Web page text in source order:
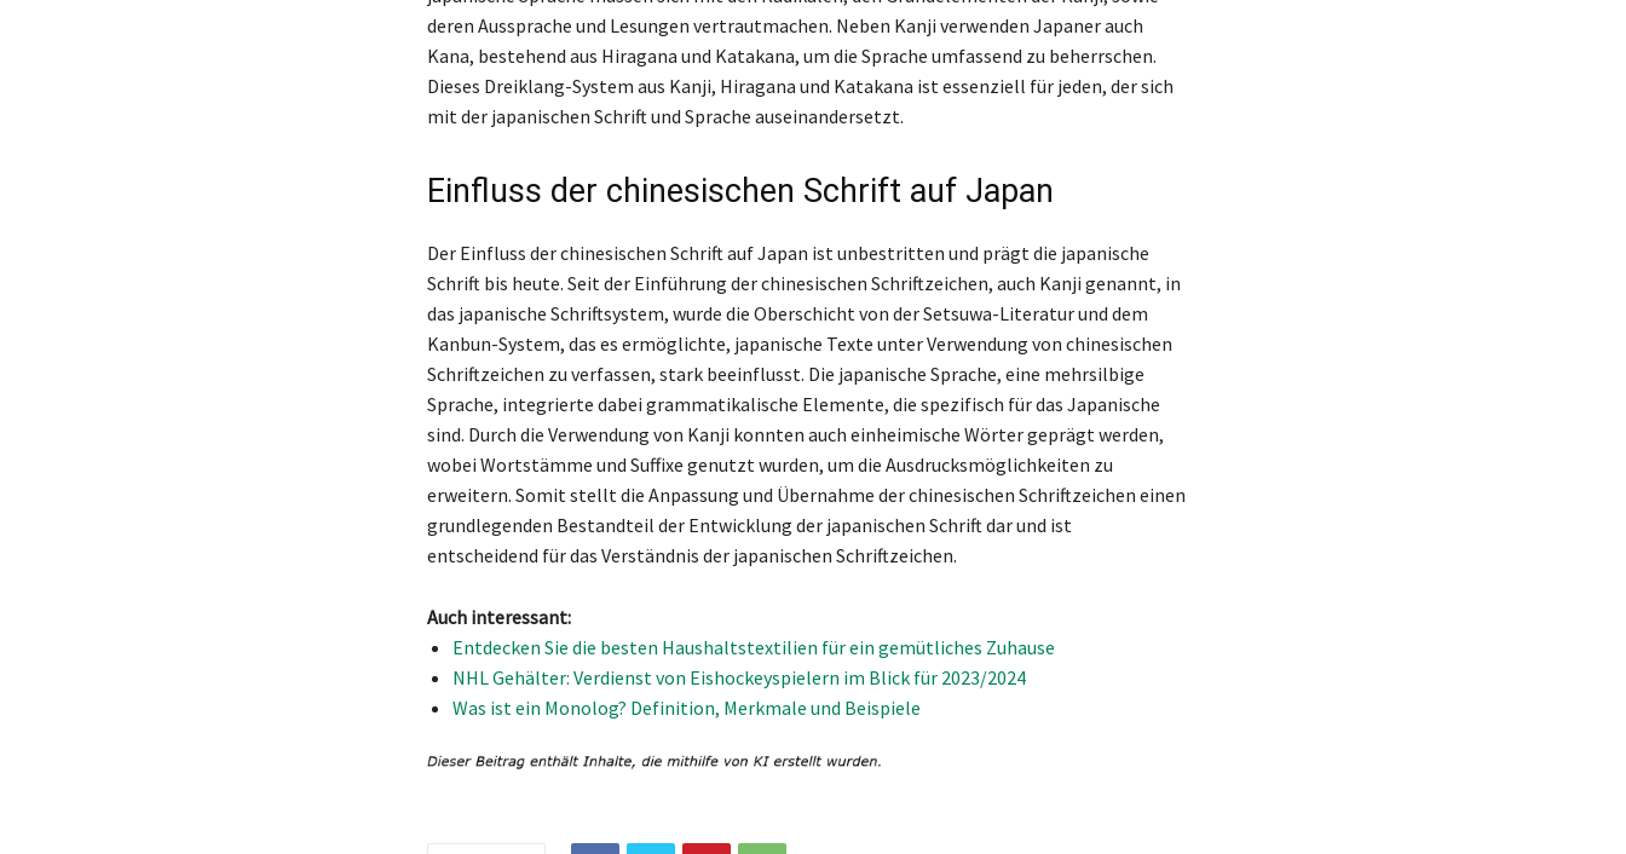
deren Aussprache und Lesungen vertrautmachen. Neben Kanji verwenden Japaner auch
Kana, bestehend aus Hiragana und Katakana, um die Sprache umfassend zu beherrschen.
Dieses Dreiklang-System aus Kanji, Hiragana und Katakana ist essenziell für jeden, der sich
mit der japanischen Schrift und Sprache auseinandersetzt.
Einfluss der chinesischen Schrift auf Japan
Der Einfluss der chinesischen Schrift auf Japan ist unbestritten und prägt die japanische
Schrift bis heute. Seit der Einführung der chinesischen Schriftzeichen, auch Kanji genannt, in
das japanische Schriftsystem, wurde die Oberschicht von der Setsuwa-Literatur und dem
Kanbun-System, das es ermöglichte, japanische Texte unter Verwendung von chinesischen
Schriftzeichen zu verfassen, stark beeinflusst. Die japanische Sprache, eine mehrsilbige
Sprache, integrierte dabei grammatikalische Elemente, die spezifisch für das Japanische
sind. Durch die Verwendung von Kanji konnten auch einheimische Wörter geprägt werden,
wobei Wortstämme und Suffixe genutzt wurden, um die Ausdrucksmöglichkeiten zu
erweitern. Somit stellt die Anpassung und Übernahme der chinesischen Schriftzeichen einen
grundlegenden Bestandteil der Entwicklung der japanischen Schrift dar und ist
entscheidend für das Verständnis der japanischen Schriftzeichen.
Auch interessant:
Entdecken Sie die besten Haushaltstextilien für ein gemütliches Zuhause
NHL Gehälter: Verdienst von Eishockeyspielern im Blick für 2023/2024
Was ist ein Monolog? Definition, Merkmale und Beispiele